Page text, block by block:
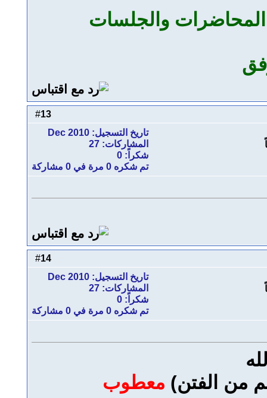
والجلسات
13
تاريخ التسجيل: Dec 2010
المشاركات: 27
شكراً: 0
تم شكره 0 مرة في 0 مشاركة
14
تاريخ التسجيل: Dec 2010
المشاركات: 27
شكراً: 0
تم شكره 0 مرة في 0 مشاركة
من الفتن) معطوب